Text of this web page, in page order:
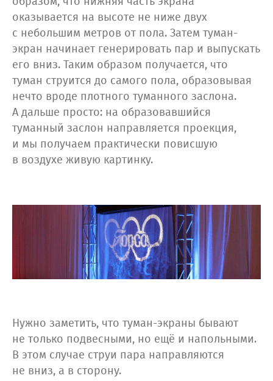
оказывается на высоте не ниже двух
с небольшим метров от пола. Затем туман-
экран начинает генерировать пар и выпускать
его вниз. Таким образом получается, что
туман струится до самого пола, образовывая
нечто вроде плотного туманного заслона.
А дальше просто: на образовавшийся
туманный заслон направляется проекция,
и мы получаем практически повисшую
в воздухе живую картинку.
Нужно заметить, что туман-экраны бывают
не только подвесными, но ещё и напольными.
В этом случае струи пара направляются
не вниз, а в сторону.